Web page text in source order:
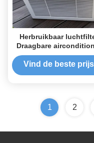
Herbruikbaar
Draagbare
Zwart 2625W
kamer airconditioner
Vind de beste prijs
1 2